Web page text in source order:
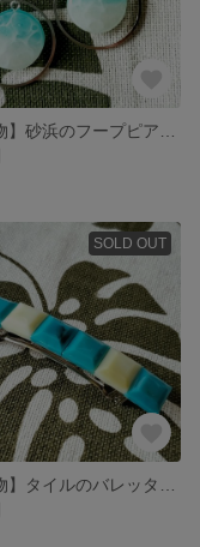
SOLD OUT